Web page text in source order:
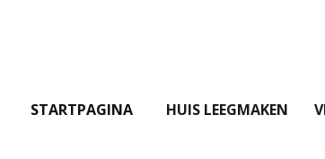
STARTPAGINA HUIS LEEGMAKEN